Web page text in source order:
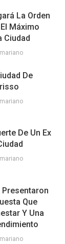
La Orden
Máximo
Ciudad
mariano
De
mariano
De Un Ex
mariano
Que
Y Una
mariano